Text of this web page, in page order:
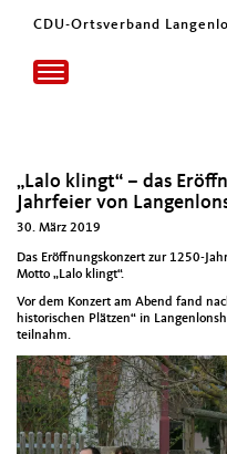
CDU-Ortsverband
Toggle
navigation
„Lalo klingt“ – das
Jahrfeier von
30. März 2019
Das Eröff­nungskonz­ert zur 1250-
Mot­to „Lalo klingt“.
Vor dem Konz­ert am Abend fand
his­torischen Plätzen“ in
teil­nahm.